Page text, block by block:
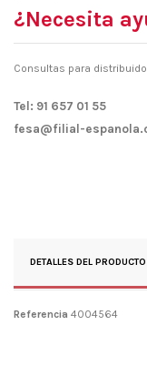
¿Necesita
Consultas para
Tel: 91 657 01 55
fesa@filial-
DETALLES DEL PRODUCTO
Referencia 4004564